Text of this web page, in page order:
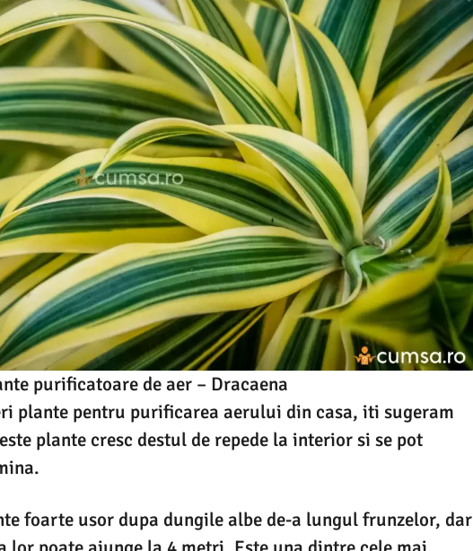
purificatoare de aer – Dracaena
plante pentru purificarea aerului din casa, iti sugeram
plante cresc destul de repede la interior si se pot
foarte usor dupa dungile albe de-a lungul frunzelor, dar